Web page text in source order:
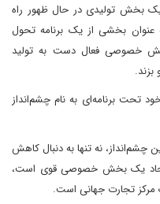
یک بخش تولیدی در حال ظهور راه
عنوان بخشی از یک برنامه تحول
خصوصی فعال دست به تولید
تحت برنامه‌ای به نام چشم‌انداز
چشم‌انداز، نه تنها به دنبال کاهش
یک بخش خصوصی قوی است،
مرکز تجارت جهانی است.